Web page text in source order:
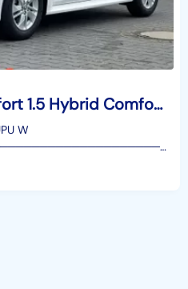
Toyota Yaris IV Comfort 1.5 Hybrid Comfort 1.5 Hybrid 116KM | Tempomat adaptacyjny!
W